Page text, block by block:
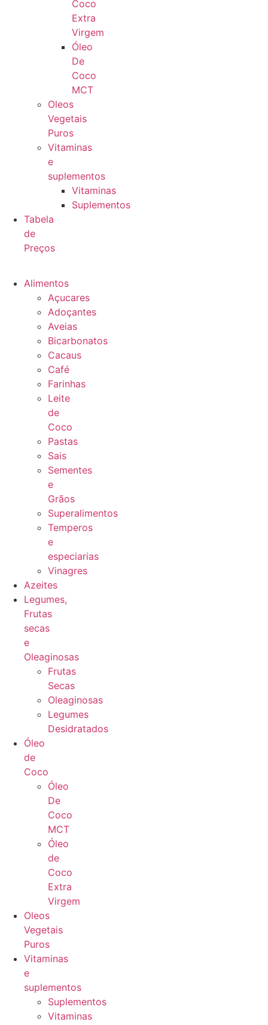
Coco
Extra
Virgem
Óleo
De
Coco
MCT
Oleos
Vegetais
Puros
Vitaminas
e
suplementos
Vitaminas
Suplementos
Tabela
de
Preços
Alimentos
Açucares
Adoçantes
Aveias
Bicarbonatos
Cacaus
Café
Farinhas
Leite
de
Coco
Pastas
Sais
Sementes
e
Grãos
Superalimentos
Temperos
e
especiarias
Vinagres
Azeites
Legumes,
Frutas
secas
e
Oleaginosas
Frutas
Secas
Oleaginosas
Legumes
Desidratados
Óleo
de
Coco
Óleo
De
Coco
MCT
Óleo
de
Coco
Extra
Virgem
Oleos
Vegetais
Puros
Vitaminas
e
suplementos
Suplementos
Vitaminas